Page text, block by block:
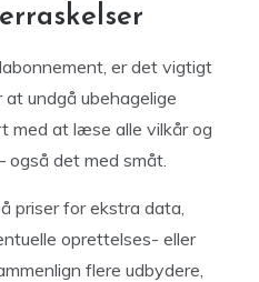
er det vigtigt
undgå ubehagelige
med at læse alle vilkår og
også det med småt.
for ekstra data,
oprettelses- eller
flere udbydere,